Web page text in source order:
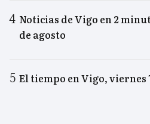
Noticias de Vigo en 2
de agosto
El tiempo en Vigo, viernes